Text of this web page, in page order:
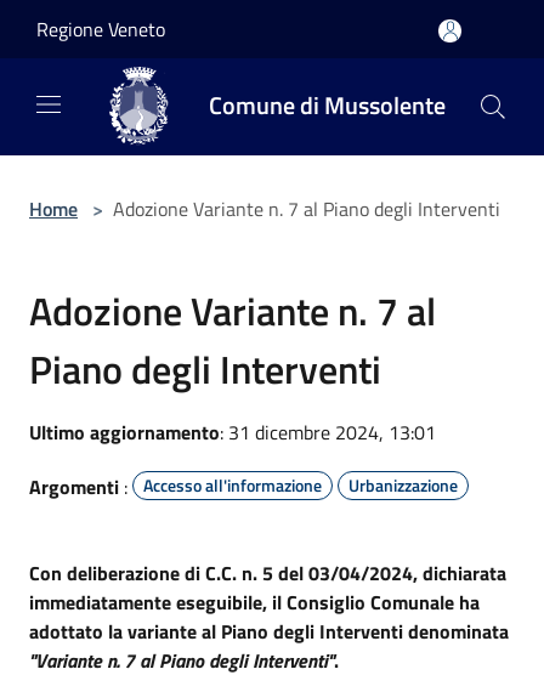
Regione Veneto
Comune di Mussolente
Home > Adozione Variante n. 7 al Piano degli Interventi
Adozione Variante n. 7 al
Piano degli Interventi
Ultimo aggiornamento: 31 dicembre 2024, 13:01
Argomenti : Accesso all'informazione Urbanizzazione
Con deliberazione di C.C. n. 5 del 03/04/2024, dichiarata
immediatamente eseguibile, il Consiglio Comunale ha
adottato la variante al Piano degli Interventi denominata
"Variante n. 7 al Piano degli Interventi".